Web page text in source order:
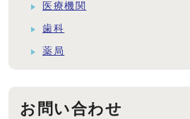
医療機関
歯科
薬局
お問い合わせ